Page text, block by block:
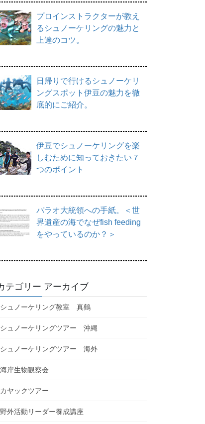
プロインストラクターが教え
るシュノーケリングの魅力と
上達のコツ。
日帰りで行けるシュノーケリ
ングスポット伊豆の魅力を徹
底的にご紹介。
伊豆でシュノーケリングを楽
しむために知っておきたい７
つのポイント
パラオ大統領への手紙。＜世
界遺産の海でなぜfish feeding
をやっているのか？＞
テゴリー アーカイブ
シュノーケリング教室 真鶴
シュノーケリングツアー 沖縄
シュノーケリングツアー 海外
海岸生物観察会
カヤックツアー
野外活動リーダー養成講座